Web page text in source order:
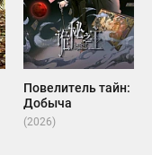
Повелитель тайн:
Добыча
(2026)